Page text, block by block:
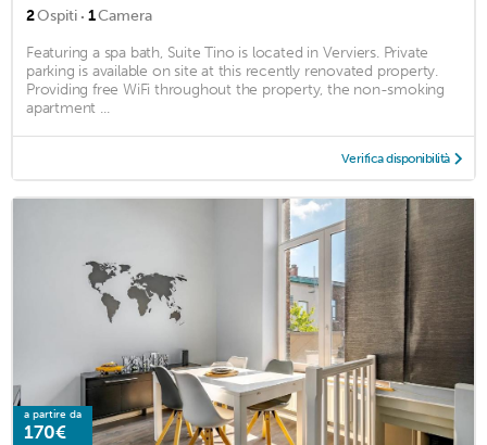
2Ospiti · 1Camera
Featuring a spa bath, Suite Tino is located in Verviers. Private
parking is available on site at this recently renovated property.
Providing free WiFi throughout the property, the non-smoking
apartment ...
Verifica disponibilità
a partire da
170€